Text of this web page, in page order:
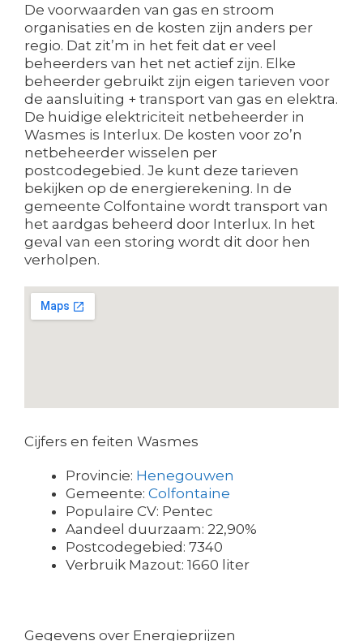
De voorwaarden van gas en stroom
organisaties en de kosten zijn anders per
regio. Dat zit’m in het feit dat er veel
beheerders van het net actief zijn. Elke
beheerder gebruikt zijn eigen tarieven voor
de aansluiting + transport van gas en elektra.
De huidige elektriciteit netbeheerder in
Wasmes is Interlux. De kosten voor zo’n
netbeheerder wisselen per
postcodegebied. Je kunt deze tarieven
bekijken op de energierekening. In de
gemeente Colfontaine wordt transport van
het aardgas beheerd door Interlux. In het
geval van een storing wordt dit door hen
verholpen.
Cijfers en feiten Wasmes
Provincie: Henegouwen
Gemeente: Colfontaine
Populaire CV: Pentec
Aandeel duurzaam: 22,90%
Postcodegebied: 7340
Verbruik Mazout: 1660 liter
Gegevens over Energieprijzen